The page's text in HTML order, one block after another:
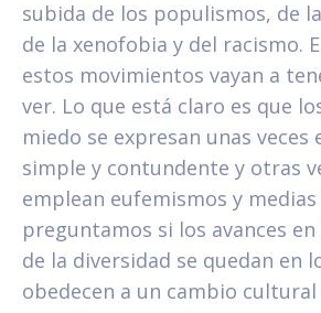
subida de los populismos, de
de la xenofobia y del racismo.
estos movimientos vayan a
ver. Lo que está claro es que
miedo se expresan unas veces
simple y contundente y otras
emplean eufemismos y medias
preguntamos si los avances
de la diversidad se quedan en
obedecen a un cambio